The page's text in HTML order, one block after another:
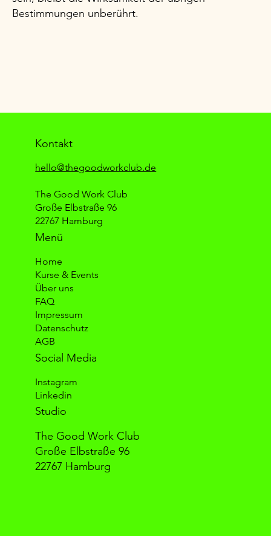
Bestimmungen unberührt.
Kontakt
hello@thegoodworkclub.de
The Good Work Club
Große Elbstraße 96
22767 Hamburg
Menü
Home
Kurse & Events
Über uns
FAQ
Impressum
Datenschutz
AGB
Social Media
Instagram
Linkedin
Studio
The Good Work Club
Große Elbstraße 96
22767 Hamburg